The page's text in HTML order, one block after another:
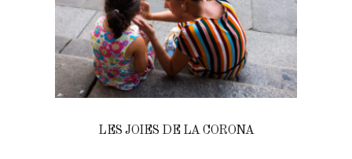
LES JOIES DE LA CORONA